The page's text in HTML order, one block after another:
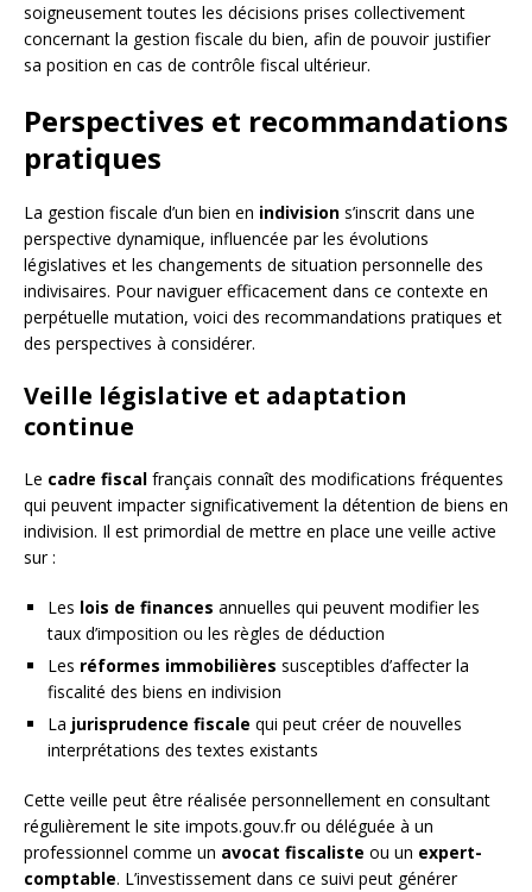
soigneusement toutes les décisions prises collectivement
concernant la gestion fiscale du bien, afin de pouvoir justifier
sa position en cas de contrôle fiscal ultérieur.
Perspectives et recommandations
pratiques
La gestion fiscale d’un bien en indivision s’inscrit dans une
perspective dynamique, influencée par les évolutions
législatives et les changements de situation personnelle des
indivisaires. Pour naviguer efficacement dans ce contexte en
perpétuelle mutation, voici des recommandations pratiques et
des perspectives à considérer.
Veille législative et adaptation
continue
Le cadre fiscal français connaît des modifications fréquentes
qui peuvent impacter significativement la détention de biens en
indivision. Il est primordial de mettre en place une veille active
sur :
Les lois de finances annuelles qui peuvent modifier les
taux d’imposition ou les règles de déduction
Les réformes immobilières susceptibles d’affecter la
fiscalité des biens en indivision
La jurisprudence fiscale qui peut créer de nouvelles
interprétations des textes existants
Cette veille peut être réalisée personnellement en consultant
régulièrement le site impots.gouv.fr ou déléguée à un
professionnel comme un avocat fiscaliste ou un expert-
comptable. L’investissement dans ce suivi peut générer